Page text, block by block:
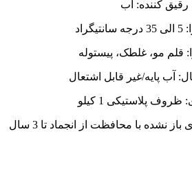
رقیق کننده: آب
قلم مو، غلطک، پیستوله
آب پایه/غیر قابل اشتعال
پلاستیکی 1 کیلو
نشده با محافظت از انجماد تا 3 سال